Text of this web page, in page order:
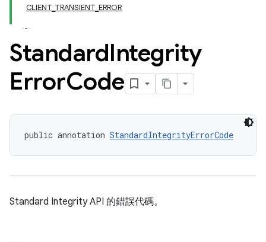
CLIENT_TRANSIENT_ERROR
StandardIntegrity
ErrorCode
public annotation StandardIntegrityErrorCode
Standard Integrity API 的錯誤代碼。